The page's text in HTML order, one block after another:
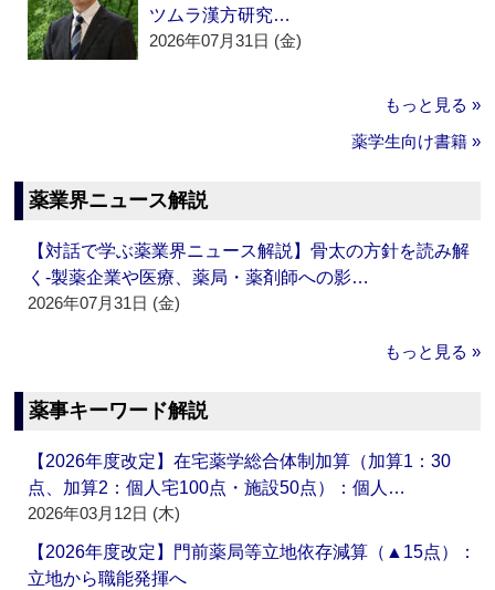
ツムラ漢方研究…
2026年07月31日 (金)
もっと見る »
薬学生向け書籍 »
薬業界ニュース解説
【対話で学ぶ薬業界ニュース解説】骨太の方針を読み解
く‐製薬企業や医療、薬局・薬剤師への影…
2026年07月31日 (金)
もっと見る »
薬事キーワード解説
【2026年度改定】在宅薬学総合体制加算（加算1：30
点、加算2：個人宅100点・施設50点）：個人…
2026年03月12日 (木)
【2026年度改定】門前薬局等立地依存減算（▲15点）：
立地から職能発揮へ